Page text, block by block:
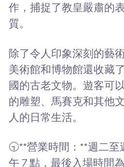
作，捕捉了教皇嚴肅的
質。
除了令人印象深刻的藝
美術館和博物館還收藏
國的古老文物。遊客可
的雕塑、馬賽克和其他
人的日常生活。
🕤**營業時間：**週二至
午 7 點，最後入場時間